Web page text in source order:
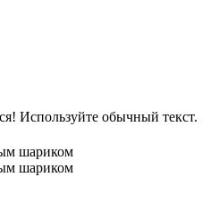
Используйте обычный текст.
шариком
шариком